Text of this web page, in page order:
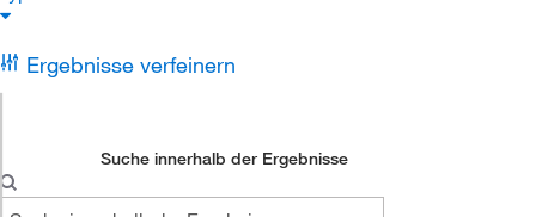
Ergebnisse verfeinern
Suche innerhalb der Ergebnisse